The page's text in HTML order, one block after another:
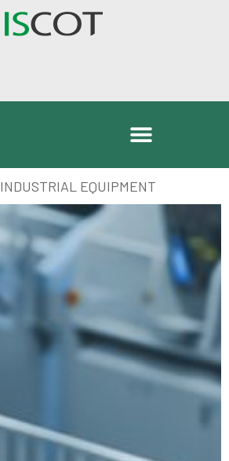
INDUSTRIAL EQUIPMENT